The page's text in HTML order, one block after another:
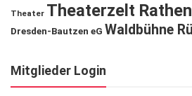
Theater Theaterzelt Rathen
Dresden-Bautzen eG Waldbühne
Mitglieder Login